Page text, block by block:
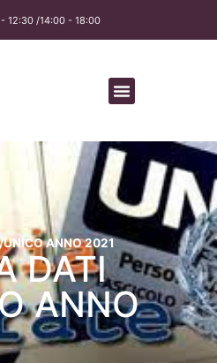
12:30 /14:00 - 18:00
ANNO 2021
DATI
ANNO